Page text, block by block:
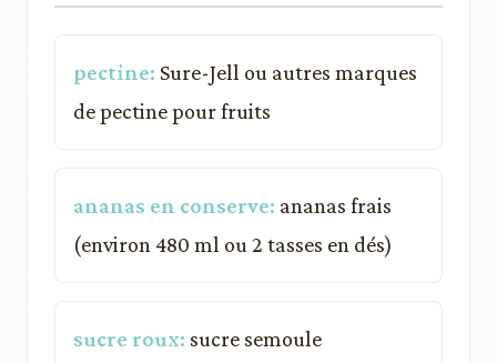
pectine: Sure-Jell ou autres marques
de pectine pour fruits
ananas en conserve: ananas frais
(environ 480 ml ou 2 tasses en dés)
sucre roux: sucre semoule